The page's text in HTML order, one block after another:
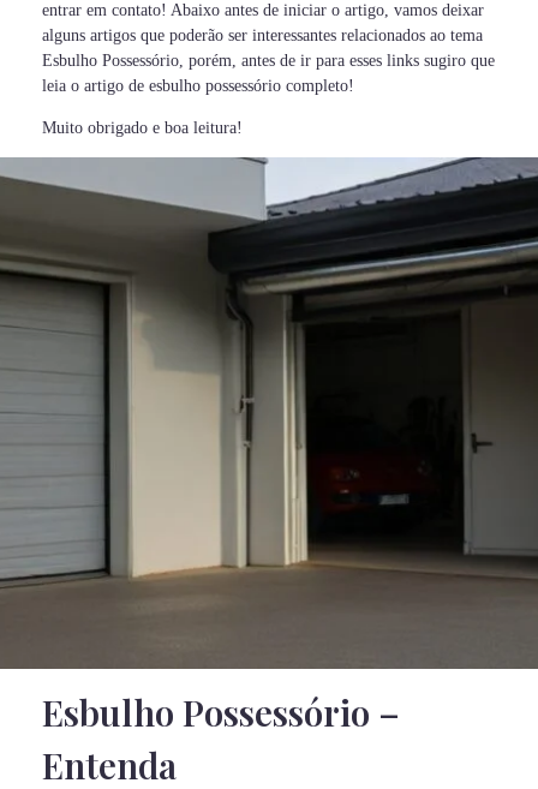
entrar em contato! Abaixo antes de iniciar o artigo, vamos deixar
alguns artigos que poderão ser interessantes relacionados ao tema
Esbulho Possessório, porém, antes de ir para esses links sugiro que
leia o artigo de esbulho possessório completo!
Muito obrigado e boa leitura!
Esbulho Possessório –
Entenda